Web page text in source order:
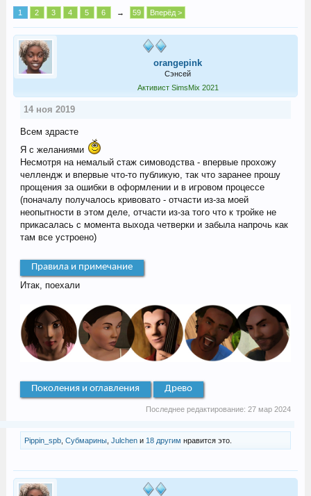
1 2 3 4 5 6 → 59 Вперёд >
orangepink
Сэнсей
Активист SimsMix 2021
14 ноя 2019
Всем здрасте
Я с желаниями
Несмотря на немалый стаж симоводства - впервые прохожу
челлендж и впервые что-то публикую, так что заранее прошу
прощения за ошибки в оформлении и в игровом процессе
(поначалу получалось кривовато - отчасти из-за моей
неопытности в этом деле, отчасти из-за того что к тройке не
прикасалась с момента выхода четверки и забыла напрочь как
там все устроено)
Правила и примечание
Итак, поехали
Поколения и оглавления Древо
Последнее редактирование:27 мар 2024
Pippin_spb, Субмарины, Julchenи 18 другим нравится это.